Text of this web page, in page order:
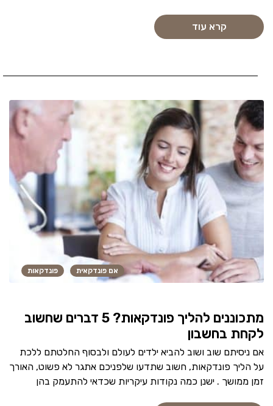
קרא עוד
אם פונדקאית פונדקאות
מתכוננים להליך פונדקאות? 5 דברים שחשוב
לקחת בחשבון
אם ניסיתם שוב ושוב להביא ילדים לעולם ולבסוף החלטתם ללכת
על הליך פונדקאות, חשוב שתדעו שלפניכם אתגר לא פשוט, האורך
זמן ממושך . ישנן כמה נקודות עיקריות שכדאי להתעמק בהן